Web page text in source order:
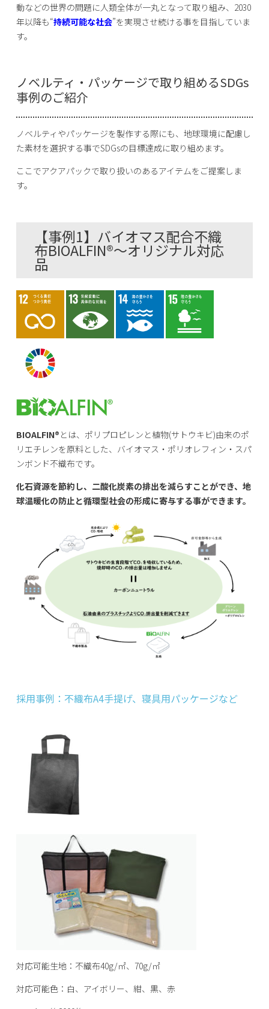
動などの世界の問題に人類全体が一丸となって取り組み、2030
年以降も“持続可能な社会”を実現させ続ける事を目指していま
す。
ノベルティ・パッケージで取り組めるSDGs
事例のご紹介
ノベルティやパッケージを製作する際にも、地球環境に配慮し
た素材を選択する事でSDGsの目標達成に取り組めます。
ここでアクアパックで取り扱いのあるアイテムをご提案しま
す。
【事例1】バイオマス配合不織
布BIOALFIN®～オリジナル対応
品
BIOALFIN® とは、ポリプロピレンと植物(サトウキビ)由来のポ
リエチレンを原料とした、バイオマス・ポリオレフィン・スパ
ンボンド不織布です。
化石資源を節約し、二酸化炭素の排出を減らすことができ、地
球温暖化の防止と循環型社会の形成に寄与する事ができます。
採用事例：不織布A4手提げ、寝具用パッケージなど
対応可能生地：不織布40g/㎡、70g/㎡
対応可能色：白、アイボリー、紺、黒、赤